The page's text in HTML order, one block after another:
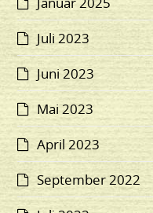
Juli 2023
Juni 2023
Mai 2023
April 2023
September 2022